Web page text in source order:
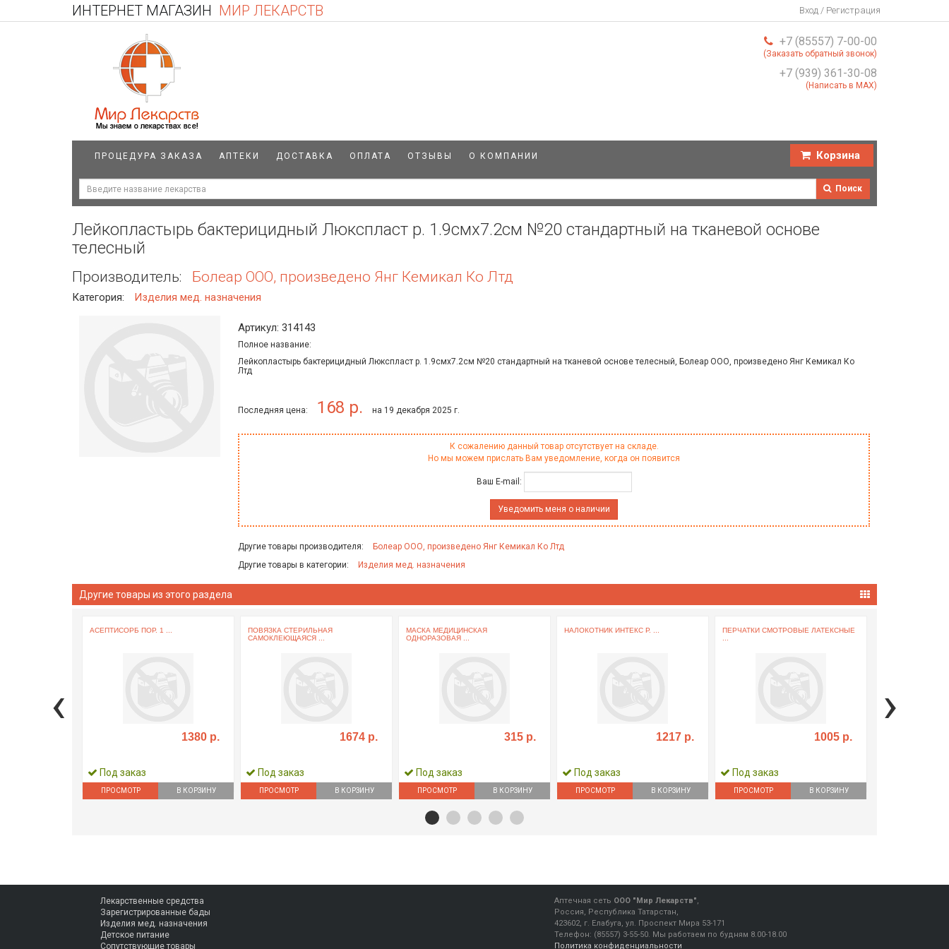
ИНТЕРНЕТ МАГАЗИН МИР ЛЕКАРСТВ Вход / Регистрация
+7 (85557) 7-00-00
(Заказать обратный звонок)
+7 (939) 361-30-08
(Написать в MAX)
ПРОЦЕДУРА ЗАКАЗА АПТЕКИ ДОСТАВКА ОПЛАТА ОТЗЫВЫ О КОМПАНИИ Корзина
Поиск
Лейкопластырь бактерицидный Люкспласт р. 1.9смх7.2см №20 стандартный на тканевой основе
телесный
Производитель: Болеар ООО, произведено Янг Кемикал Ко Лтд
Категория: Изделия мед. назначения
Артикул: 314143
Полное название:
Лейкопластырь бактерицидный Люкспласт р. 1.9смх7.2см №20 стандартный на тканевой основе телесный, Болеар ООО, произведено Янг Кемикал Ко
Лтд
Последняя цена: 168 р. на 19 декабря 2025 г.
К сожалению данный товар отсутствует на складе.
Но мы можем прислать Вам уведомление, когда он появится
Ваш E-mail:
Уведомить меня о наличии
Другие товары производителя:
Болеар ООО, произведено Янг Кемикал Ко Лтд
Другие товары в категории:
Изделия мед. назначения
Другие товары из этого раздела
АСЕПТИСОРБ ПОР. 1 ...
1380 р.
Под заказ
ПРОСМОТР В КОРЗИНУ
ПОВЯЗКА СТЕРИЛЬНАЯ
САМОКЛЕЮЩАЯСЯ ...
1674 р.
Под заказ
ПРОСМОТР В КОРЗИНУ
МАСКА МЕДИЦИНСКАЯ
ОДНОРАЗОВАЯ ...
315 р.
Под заказ
ПРОСМОТР В КОРЗИНУ
НАЛОКОТНИК ИНТЕКС Р. ...
1217 р.
Под заказ
ПРОСМОТР В КОРЗИНУ
ПЕРЧАТКИ СМОТРОВЫЕ ЛАТЕКСНЫЕ
1005 р.
Под заказ
ПРОСМОТР В КОРЗИНУ
‹ ›
Лекарственные средства
Зарегистрированные бады
Изделия мед. назначения
Детское питание
Сопутствующие товары
Аптечная сеть ООО "Мир Лекарств",
Россия, Республика Татарстан,
423602, г. Елабуга, ул. Проспект Мира 53-171
Телефон: (85557) 3-55-50. Мы работаем по будням 8.00-18.00
Политика конфиденциальности